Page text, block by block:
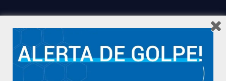
Hospital São Camilo – há mais de 50 anos cuidando da saúde
com qualidade, acolhimento e compromisso com a vida em